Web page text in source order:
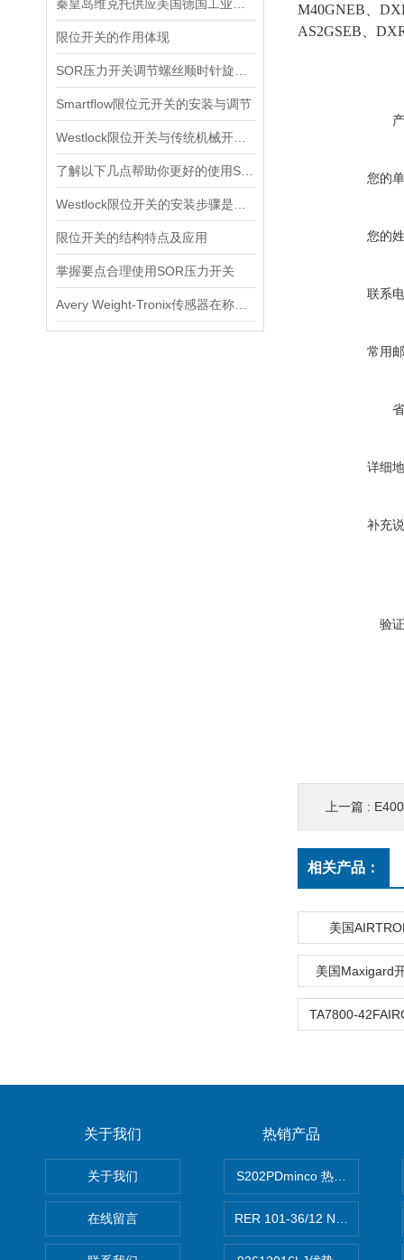
限位开关的作用体现
Smartflow限位元开关的安装与调节
限位开关的结构特点及应用
掌握要点合理使用SOR压力开关
M40GNEB、
AS2GSEB、
您的
您的
联系
常用
详细
补充
验
上一篇 :
相关产品：
美国
美国Maxigard
关于我们
关于我们
在线留言
热销产品
S202PDminco 热电阻
RER 101-36/12 NHH离心